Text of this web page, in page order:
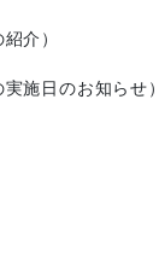
介）
日のお知らせ）